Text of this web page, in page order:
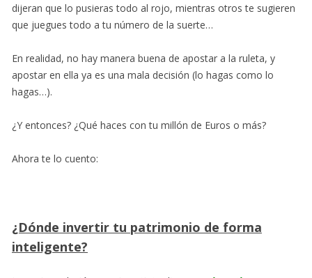
dijeran que lo pusieras todo al rojo, mientras otros te sugieren
que juegues todo a tu número de la suerte…
En realidad, no hay manera buena de apostar a la ruleta, y
apostar en ella ya es una mala decisión (lo hagas como lo
hagas…).
¿Y entonces? ¿Qué haces con tu millón de Euros o más?
Ahora te lo cuento:
¿Dónde invertir tu patrimonio de forma
inteligente?